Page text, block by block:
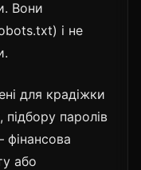
Вони
і не
для крадіжки
паролів
фінансова
або